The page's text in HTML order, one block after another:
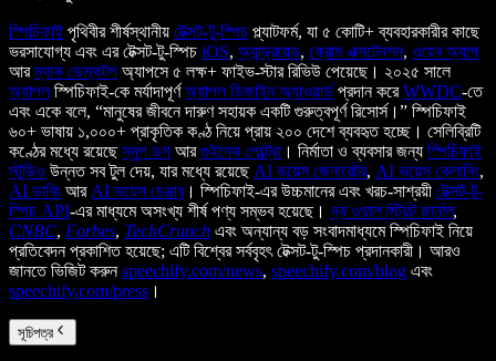
স্পিচিফাই পৃথিবীর শীর্ষস্থানীয় টেক্সট-টু-স্পিচ প্ল্যাটফর্ম, যা ৫ কোটি+ ব্যবহারকারীর কাছে
ভরসাযোগ্য এবং এর টেক্সট-টু-স্পিচ iOS, অ্যান্ড্রয়েড, ক্রোম এক্সটেনশন, ওয়েব অ্যাপ
আরম্যাক ডেস্কটপ অ্যাপসে ৫ লক্ষ+ ফাইভ-স্টার রিভিউ পেয়েছে। ২০২৫ সালে
অ্যাপলস্পিচিফাই-কে মর্যাদাপূর্ণঅ্যাপল ডিজাইন অ্যাওয়ার্ড প্রদান করেWWDC-তে
এবং একে বলে, “মানুষের জীবনে দারুণ সহায়ক একটি গুরুত্বপূর্ণ রিসোর্স।” স্পিচিফাই
৬০+ ভাষায় ১,০০০+ প্রাকৃতিক কণ্ঠ নিয়ে প্রায় ২০০ দেশে ব্যবহৃত হচ্ছে। সেলিব্রিটি
কণ্ঠের মধ্যে রয়েছেস্নুপ ডগ আরগুইনেথ পেল্ট্রো । নির্মাতা ও ব্যবসার জন্য স্পিচিফাই
স্টুডিও উন্নত সব টুল দেয়, যার মধ্যে রয়েছে AI ভয়েস জেনারেটর, AI ভয়েস ক্লোনিং,
AI ডাবিং আর AI ভয়েস চেঞ্জার। স্পিচিফাই-এর উচ্চমানের এবং খরচ-সাশ্রয়ী টেক্সট-টু-
স্পিচ API-এর মাধ্যমে অসংখ্য শীর্ষ পণ্য সম্ভব হয়েছে। দ্য ওয়াল স্ট্রিট জার্নাল,
CNBC, Forbes, TechCrunch এবং অন্যান্য বড় সংবাদমাধ্যমে স্পিচিফাই নিয়ে
প্রতিবেদন প্রকাশিত হয়েছে; এটি বিশ্বের সর্ববৃহৎ টেক্সট-টু-স্পিচ প্রদানকারী। আরও
জানতে ভিজিট করুনspeechify.com/news, speechify.com/blog এবং
speechify.com/press ।
সূচিপত্র